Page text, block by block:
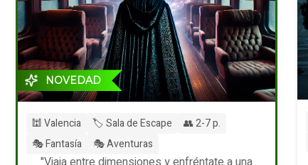
NOVEDAD
🕍 Valencia 🏷️ Sala de Escape
👥 2-7 p.
🎭 Fantasía
🎭 Aventuras